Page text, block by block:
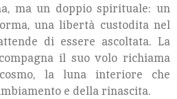
ma un doppio spirituale: un
una libertà custodita nel
di essere ascoltata. La
il suo volo richiama
la luna interiore che
e della rinascita.